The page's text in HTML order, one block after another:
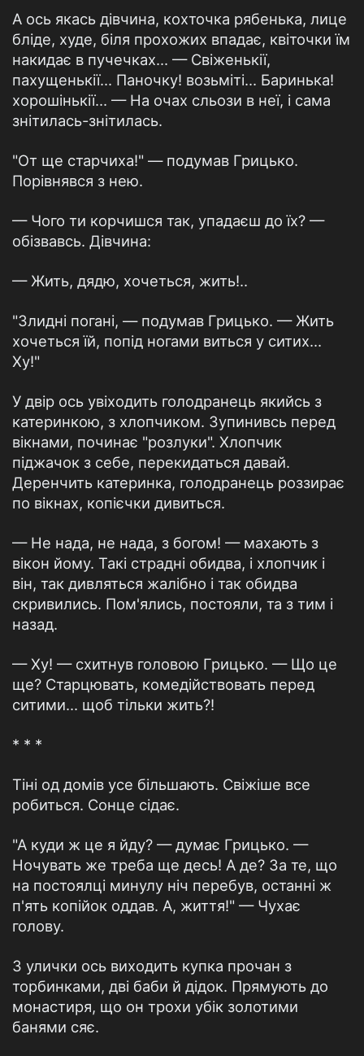
А ось якась дівчина, кохточка рябенька, лице
бліде, худе, біля прохожих впадає, квіточки їм
накидає в пучечках... — Свіженькії,
пахущенькії... Паночку! возьміті... Баринька!
хорошінькії... — На очах сльози в неї, і сама
знітилась-знітилась.
"От ще старчиха!" — подумав Грицько.
Порівнявся з нею.
— Чого ти корчишся так, упадаєш до їх? —
обізвавсь. Дівчина:
— Жить, дядю, хочеться, жить!..
"Злидні погані, — подумав Грицько. — Жить
хочеться їй, попід ногами виться у ситих...
Ху!"
У двір ось увіходить голодранець якийсь з
катеринкою, з хлопчиком. Зупинивсь перед
вікнами, починає "розлуки". Хлопчик
піджачок з себе, перекидаться давай.
Деренчить катеринка, голодранець роззирає
по вікнах, копієчки дивиться.
— Не нада, не нада, з богом! — махають з
вікон йому. Такі страдні обидва, і хлопчик і
він, так дивляться жалібно і так обидва
скривились. Пом'ялись, постояли, та з тим і
назад.
— Ху! — схитнув головою Грицько. — Що це
ще? Старцювать, комедійствовать перед
ситими... щоб тільки жить?!
* * *
Тіні од домів усе більшають. Свіжіше все
робиться. Сонце сідає.
"А куди ж це я йду? — думає Грицько. —
Ночувать же треба ще десь! А де? За те, що
на постоялці минулу ніч перебув, останні ж
п'ять копійок оддав. А, життя!" — Чухає
голову.
З улички ось виходить купка прочан з
торбинками, дві баби й дідок. Прямують до
монастиря, що он трохи убік золотими
банями сяє.